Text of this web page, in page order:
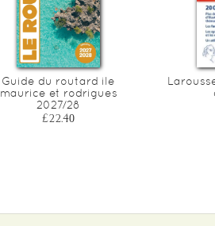
Guide du routard ile
maurice et rodrigues
2027/28
£22.40